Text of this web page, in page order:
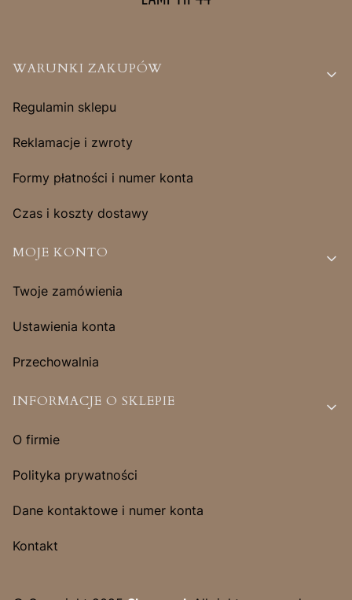
Linki w stopce
WARUNKI ZAKUPÓW
Regulamin sklepu
Reklamacje i zwroty
Formy płatności i numer konta
Czas i koszty dostawy
MOJE KONTO
Twoje zamówienia
Ustawienia konta
Przechowalnia
INFORMACJE O SKLEPIE
O firmie
Polityka prywatności
Dane kontaktowe i numer konta
Kontakt